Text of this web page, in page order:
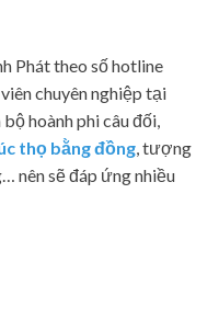
Phát theo số hotline
chuyên nghiệp tại
hoành phi câu đối,
thọ bằng đồng, tượng
nên sẽ đáp ứng nhiều